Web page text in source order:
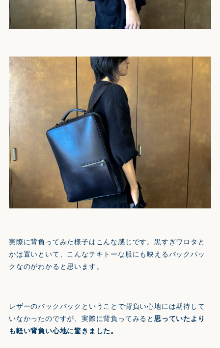
実際に背負ってみた様子はこんな感じです。黒すぎワロタと
かは置いといて、こんなテキトーな服にも映えるバックパッ
クなのがわかると思います。
レザーのバックパックということで背負い心地には期待して
いなかったのですが、実際に背負ってみると思っていたより
も軽い背負い心地に驚きました。